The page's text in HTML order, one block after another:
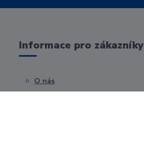
Informace pro zákazníky
O nás